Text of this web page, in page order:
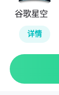
谷歌星空
详情